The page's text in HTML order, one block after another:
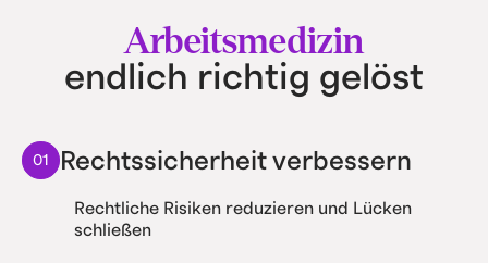
Arbeitsmedizin
endlich richtig gelöst
01 Rechtssicherheit verbessern
Rechtliche Risiken reduzieren und Lücken
schließen